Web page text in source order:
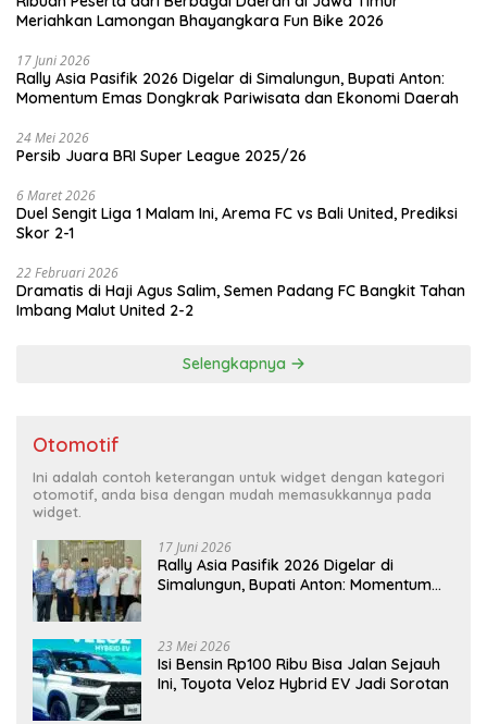
Meriahkan Lamongan Bhayangkara Fun Bike 2026
17 Juni 2026
Rally Asia Pasifik 2026 Digelar di Simalungun, Bupati Anton:
Momentum Emas Dongkrak Pariwisata dan Ekonomi Daerah
24 Mei 2026
Persib Juara BRI Super League 2025/26
6 Maret 2026
Duel Sengit Liga 1 Malam Ini, Arema FC vs Bali United, Prediksi
Skor 2-1
22 Februari 2026
Dramatis di Haji Agus Salim, Semen Padang FC Bangkit Tahan
Imbang Malut United 2-2
Selengkapnya
Otomotif
Ini adalah contoh keterangan untuk widget dengan kategori
otomotif, anda bisa dengan mudah memasukkannya pada
widget.
17 Juni 2026
Rally Asia Pasifik 2026 Digelar di
Simalungun, Bupati Anton: Momentum
23 Mei 2026
Isi Bensin Rp100 Ribu Bisa Jalan Sejauh
Ini, Toyota Veloz Hybrid EV Jadi Sorotan